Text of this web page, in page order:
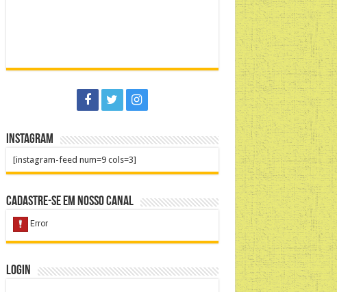
Instagram
[instagram-feed num=9 cols=3]
Cadastre-se em nosso Canal
Login